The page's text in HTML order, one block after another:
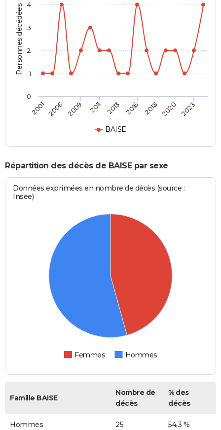
Personnes décédées
BAISE
2001 2006 2009 2011 2013 2016 2018 2020 2023
0
1
2
3
4
Répartition des décès de BAISE par sexe
Données exprimées en nombre de décès (source :
Insee)
Femmes Hommes
Famille BAISE
Nombre de
décès
% des
décès
Hommes 25 54,3 %